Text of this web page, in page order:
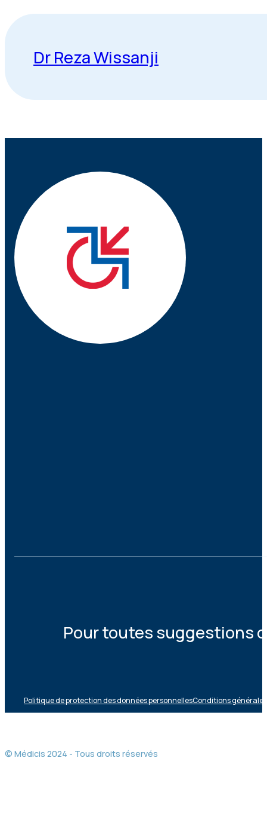
Dr Reza Wissanji
Pour toutes suggestions
Politique de protection des données personnellesConditions
© Médicis 2024 - Tous droits réservés